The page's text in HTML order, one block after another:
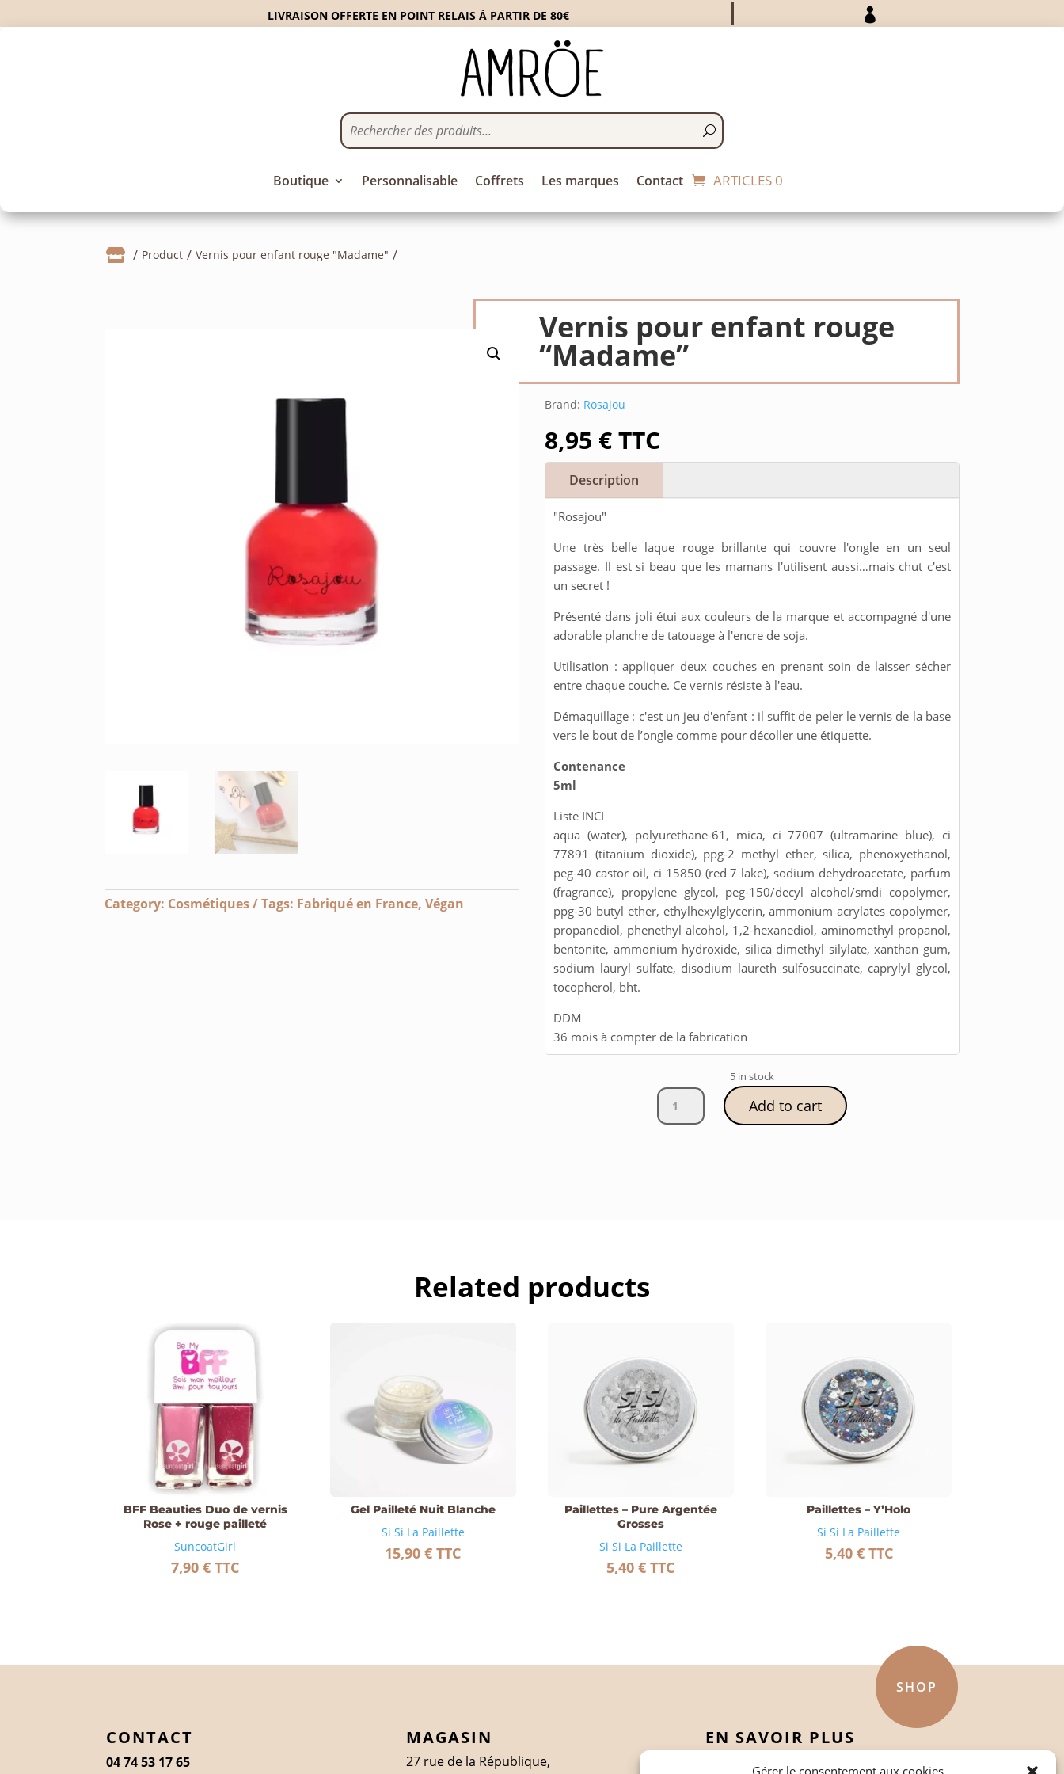
Gérer le consentement aux cookies
LIVRAISON OFFERTE EN POINT RELAIS À PARTIR DE 80€ 
Boutique Personnalisable Coffrets Les marques Contact ARTICLES 0
 Product Vernis pour enfant rouge "Madame"
Category: Cosmétiques Tags: Fabriqué en France, Végan
Vernis pour enfant rouge
“Madame”
Brand: Rosajou
8,95 €TTC
Description
"Rosajou"
Une très belle laque rouge brillante qui couvre l'ongle en un seul
passage. Il est si beau que les mamans l'utilisent aussi…mais chut c'est
un secret !
Présenté dans joli étui aux couleurs de la marque et accompagné d'une
adorable planche de tatouage à l'encre de soja.
Utilisation : appliquer deux couches en prenant soin de laisser sécher
entre chaque couche. Ce vernis résiste à l'eau.
Démaquillage : c'est un jeu d'enfant : il suffit de peler le vernis de la base
vers le bout de l’ongle comme pour décoller une étiquette.
Contenance
5ml
Liste INCI
aqua (water), polyurethane-61, mica, ci 77007 (ultramarine blue), ci
77891 (titanium dioxide), ppg-2 methyl ether, silica, phenoxyethanol,
peg-40 castor oil, ci 15850 (red 7 lake), sodium dehydroacetate, parfum
(fragrance), propylene glycol, peg-150/decyl alcohol/smdi copolymer,
ppg-30 butyl ether, ethylhexylglycerin, ammonium acrylates copolymer,
propanediol, phenethyl alcohol, 1,2-hexanediol, aminomethyl propanol,
bentonite, ammonium hydroxide, silica dimethyl silylate, xanthan gum,
sodium lauryl sulfate, disodium laureth sulfosuccinate, caprylyl glycol,
tocopherol, bht.
DDM
36 mois à compter de la fabrication
5 in stock
Vernis
pour
Add to cart
Related products
BFF Beauties Duo de vernis
Rose + rouge pailleté
SuncoatGirl
7,90€ TTC
Gel Pailleté Nuit Blanche
Si Si La Paillette
15,90€ TTC
Paillettes – Pure Argentée
Grosses
Si Si La Paillette
5,40€ TTC
Paillettes – Y’Holo
Si Si La Paillette
5,40 € TTC
CONTACT
04 74 53 17 65
MAGASIN
27 rue de la République,
SHOP
EN SAVOIR PLUS
Politique de confidentialité